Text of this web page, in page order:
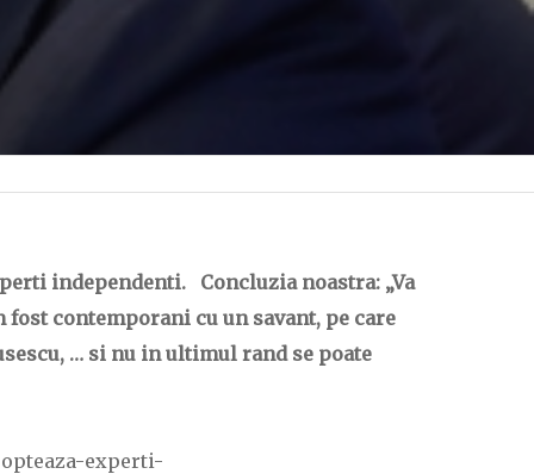
independenti. Concluzia noastra: „Va
contemporani cu un savant, pe care
… si nu in ultimul rand se poate
experti-